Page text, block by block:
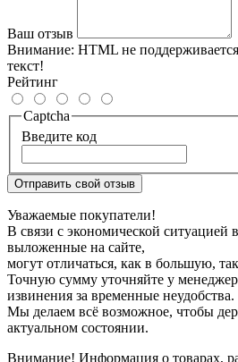
Ваш отзыв
Внимание: HTML не
текст!
Рейтинг
Captcha
Введите код
Отправить свой отзыв
Уважаемые покупатели!
В связи с экономической ситуацией
выложенные на сайте,
могут отличаться, как в большую,
Точную сумму уточняйте у
извинения за временные неудобства.
Мы делаем всё возможное, чтобы
актуальном состоянии.
Внимание! Информация о товарах,